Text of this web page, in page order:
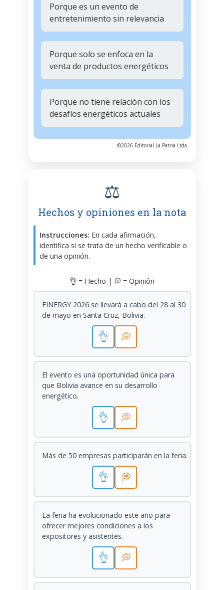
Porque es un evento de
entretenimiento sin relevancia
Porque solo se enfoca en la
venta de productos energéticos
Porque no tiene relación con los
desafíos energéticos actuales
©2026 Editorial La Patria Ltda.
⚖️
Hechos y opiniones en la nota
Instrucciones: En cada afirmación,
identifica si se trata de un hecho verificable o
de una opinión.
👌 = Hecho | 💭 = Opinión
FINERGY 2026 se llevará a cabo del 28 al 30
de mayo en Santa Cruz, Bolivia.
👌 💭
El evento es una oportunidad única para
que Bolivia avance en su desarrollo
energético.
👌 💭
Más de 50 empresas participarán en la feria.
👌 💭
La feria ha evolucionado este año para
ofrecer mejores condiciones a los
expositores y asistentes.
👌 💭